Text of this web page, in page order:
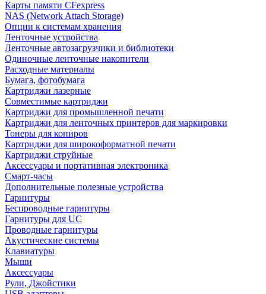
Карты памяти CFexpress
NAS (Network Attach Storage)
Опции к системам хранения
Ленточные устройства
Ленточные автозагрузчики и библиотеки
Одиночные ленточные накопители
Расходные материалы
Бумага, фотобумага
Картриджи лазерные
Совместимые картриджи
Картриджи для промышленной печати
Картриджи для ленточных принтеров для маркировки
Тонеры для копиров
Картриджи для широкоформатной печати
Картриджи струйные
Аксессуары и портативная электроника
Смарт-часы
Дополнительные полезные устройства
Гарнитуры
Беспроводные гарнитуры
Гарнитуры для UC
Проводные гарнитуры
Акустические системы
Клавиатуры
Мыши
Аксессуары
Рули, Джойстики